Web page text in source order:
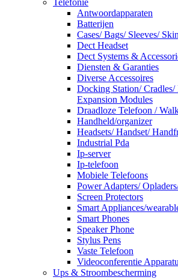
Antwoordapparaten
Batterijen
Cases/ Bags/ Sleeves/
Dect Headset
Dect Systems &
Diensten & Garanties
Diverse Accessoires
Docking Station/
Expansion Modules
Draadloze Telefoon /
Handheld/organizer
Headsets/ Handset/
Industrial Pda
Ip-server
Ip-telefoon
Mobiele Telefoons
Power Adapters/
Screen Protectors
Smart Appliances/
Smart Phones
Speaker Phone
Stylus Pens
Vaste Telefoon
Videoconferentie
Ups & Stroombescherming